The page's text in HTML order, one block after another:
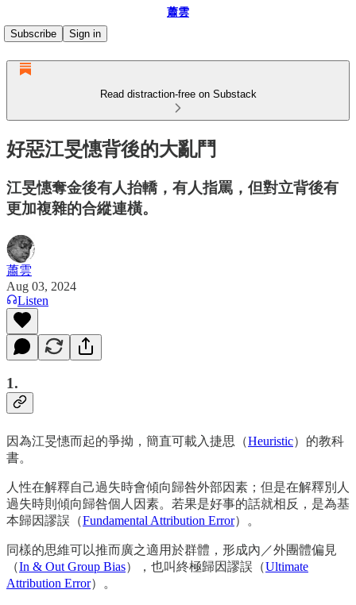
蕭雲
Subscribe
Sign in
Read distraction-free on Substack
好惡江旻憓背後的大亂鬥
江旻憓奪金後有人抬轎，有人指罵，但對立背後有
更加複雜的合縱連橫。
蕭雲
Aug 03, 2024
Listen
1.
因為江旻憓而起的爭拗，簡直可載入捷思（Heuristic）的教科
書。
人性在解釋自己過失時會傾向歸咎外部因素；但是在解釋別人
過失時則傾向歸咎個人因素。若果是好事的話就相反，是為基
本歸因謬誤（Fundamental Attribution Error）。
同樣的思維可以推而廣之適用於群體，形成內／外團體偏見
（In & Out Group Bias），也叫終極歸因謬誤（Ultimate
Attribution Error）。